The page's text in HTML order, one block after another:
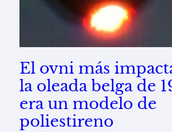
El ovni más
la oleada belga de
era un modelo de
poliestireno